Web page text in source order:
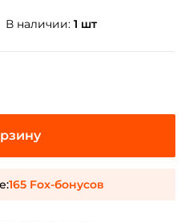
В наличии: 1 шт
165 Fox-бонусов